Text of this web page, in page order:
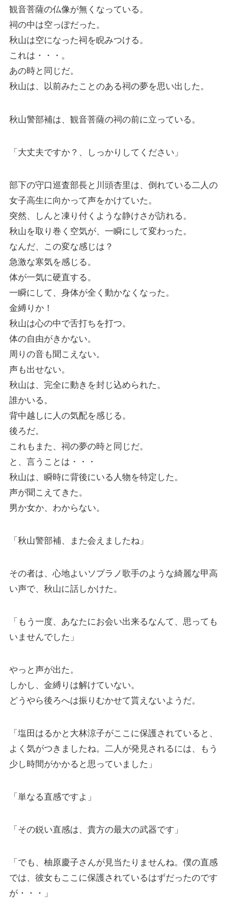
観音菩薩の仏像が無くなっている。
祠の中は空っぽだった。
秋山は空になった祠を睨みつける。
これは・・・。
あの時と同じだ。
秋山は、以前みたことのある祠の夢を思い出した。
秋山警部補は、観音菩薩の祠の前に立っている。
「大丈夫ですか？、しっかりしてください」
部下の守口巡査部長と川頭杏里は、倒れている二人の
女子高生に向かって声をかけていた。
突然、しんと凍り付くような静けさが訪れる。
秋山を取り巻く空気が、一瞬にして変わった。
なんだ、この変な感じは？
急激な寒気を感じる。
体が一気に硬直する。
一瞬にして、身体が全く動かなくなった。
金縛りか！
秋山は心の中で舌打ちを打つ。
体の自由がきかない。
周りの音も聞こえない。
声も出せない。
秋山は、完全に動きを封じ込められた。
誰かいる。
背中越しに人の気配を感じる。
後ろだ。
これもまた、祠の夢の時と同じだ。
と、言うことは・・・
秋山は、瞬時に背後にいる人物を特定した。
声が聞こえてきた。
男か女か、わからない。
「秋山警部補、また会えましたね」
その者は、心地よいソプラノ歌手のような綺麗な甲高
い声で、秋山に話しかけた。
「もう一度、あなたにお会い出来るなんて、思っても
いませんでした」
やっと声が出た。
しかし、金縛りは解けていない。
どうやら後ろへは振りむかせて貰えないようだ。
「塩田はるかと大林涼子がここに保護されていると、
よく気がつきましたね。二人が発見されるには、もう
少し時間がかかると思っていました」
「単なる直感ですよ」
「その鋭い直感は、貴方の最大の武器です」
「でも、柚原慶子さんが見当たりませんね。僕の直感
では、彼女もここに保護されているはずだったのです
が・・・」